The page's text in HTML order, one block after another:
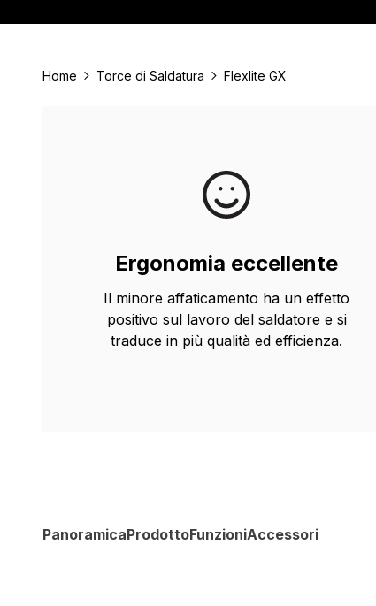
Home Torce di Saldatura Flexlite GX
Ergonomia eccellente
Il minore affaticamento ha un effetto
positivo sul lavoro del saldatore e si
traduce in più qualità ed efficienza.
PanoramicaProdottoFunzioniAccessori